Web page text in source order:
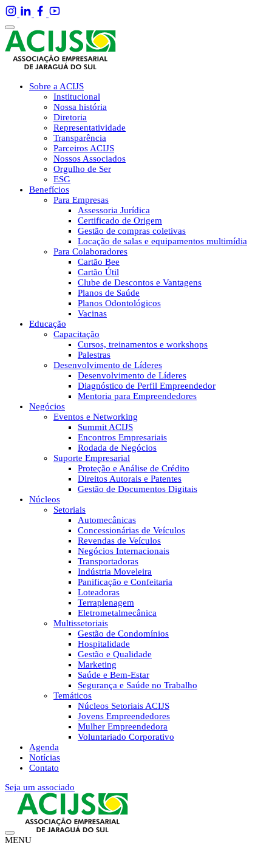
Sobre a ACIJS
Institucional
Nossa história
Diretoria
Representatividade
Transparência
Parceiros ACIJS
Nossos Associados
Orgulho de Ser
ESG
Benefícios
Para Empresas
Assessoria Jurídica
Certificado de Origem
Gestão de compras coletivas
Locação de salas e equipamentos multimídia
Para Colaboradores
Cartão Bee
Cartão Útil
Clube de Descontos e Vantagens
Planos de Saúde
Planos Odontológicos
Vacinas
Educação
Capacitação
Cursos, treinamentos e workshops
Palestras
Desenvolvimento de Líderes
Desenvolvimento de Líderes
Diagnóstico de Perfil Empreendedor
Mentoria para Empreendedores
Negócios
Eventos e Networking
Summit ACIJS
Encontros Empresariais
Rodada de Negócios
Suporte Empresarial
Proteção e Análise de Crédito
Direitos Autorais e Patentes
Gestão de Documentos Digitais
Núcleos
Setoriais
Automecânicas
Concessionárias de Veículos
Revendas de Veículos
Negócios Internacionais
Transportadoras
Indústria Moveleira
Panificação e Confeitaria
Loteadoras
Terraplenagem
Eletrometalmecânica
Multissetoriais
Gestão de Condomínios
Hospitalidade
Gestão e Qualidade
Marketing
Saúde e Bem-Estar
Segurança e Saúde no Trabalho
Temáticos
Núcleos Setoriais ACIJS
Jovens Empreendedores
Mulher Empreendedora
Voluntariado Corporativo
Agenda
Notícias
Contato
Seja um associado
MENU